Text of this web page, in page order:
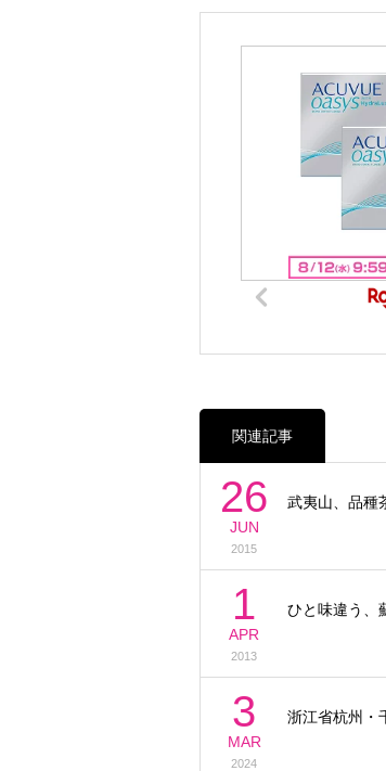
関連記事
26
JUN
2015
武夷山、品種
1
APR
2013
ひと味違う、
3
MAR
2024
浙江省杭州・